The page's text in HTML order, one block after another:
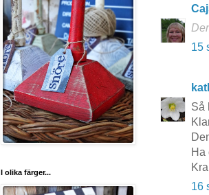
15
Så
Ha
16
I olika färger...